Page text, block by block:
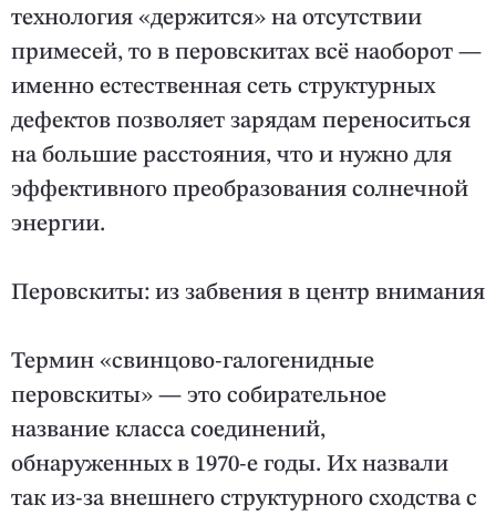
технология «держится» на отсутствии
примесей, то в перовскитах всё наоборот —
именно естественная сеть структурных
дефектов позволяет зарядам переноситься
на большие расстояния, что и нужно для
эффективного преобразования солнечной
энергии.
Перовскиты: из забвения в центр внимания
Термин «свинцово-галогенидные
перовскиты» — это собирательное
название класса соединений,
обнаруженных в 1970-е годы. Их назвали
так из-за внешнего структурного сходства с